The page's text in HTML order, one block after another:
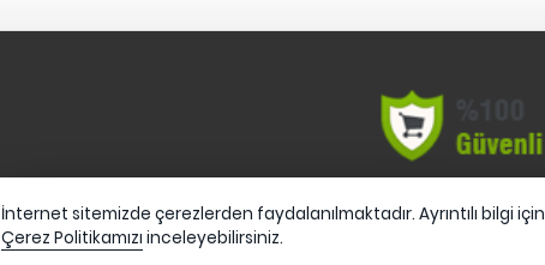
İnternet sitemizde çerezlerden faydalanılmaktadır. Ayrıntılı bilgi için
Çerez Politikamızı inceleyebilirsiniz.